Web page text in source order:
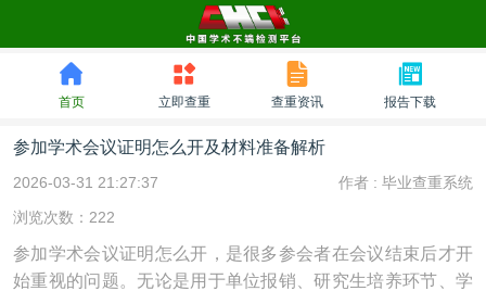
首页 立即查重 查重资讯 报告下载
参加学术会议证明怎么开及材料准备解析
2026-03-31 21:27:37 作者 : 毕业查重系统
浏览次数：222
参加学术会议证明怎么开，是很多参会者在会议结束后才开
始重视的问题。无论是用于单位报销、研究生培养环节、学